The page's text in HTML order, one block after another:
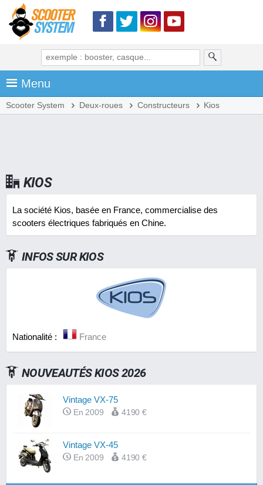
Menu
Scooter System Deux-roues Constructeurs Kios
KIOS
La société Kios, basée en France, commercialise des
scooters électriques fabriqués en Chine.
INFOS SURKIOS
Nationalité : France
NOUVEAUTÉS KIOS 2026
Vintage VX-75
En 2009 4190 €
Vintage VX-45
En 2009 4190 €